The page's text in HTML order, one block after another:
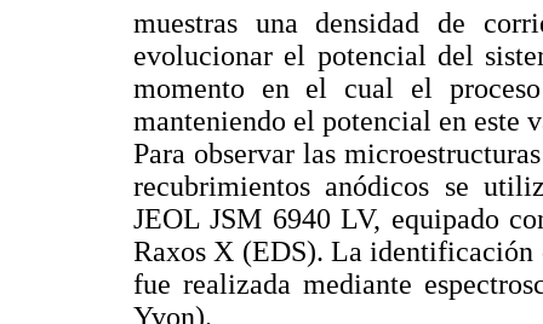
muestras una densidad de
evolucionar el potencial del
momento en el cual el
manteniendo el potencial en este
Para observar las
recubrimientos anódicos se
JEOL JSM 6940 LV, equipado
Raxos X (EDS). La identificación
fue realizada mediante
Yvon).